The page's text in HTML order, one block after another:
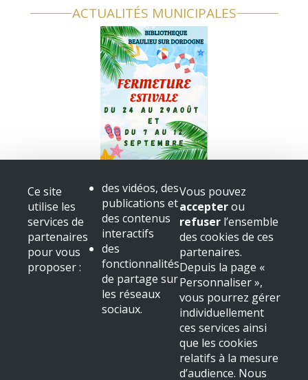
ACTUALITÉS MUNICIPALES
Fermeture bibliothèque
Congès
+ voir toutes les actualités
Mairie de Beaulieu sur Dordogne
Place Albert
19120 Beaulieu sur Dordogne
NOUS LOCALISER
Ce site
utilise les
services de
partenaires
pour vous
proposer :
des vidéos, des
publications et
des contenus
interactifs
des
fonctionnalités
de partage sur
les réseaux
sociaux.
Vous pouvez
accepterou
refuser l’ensemble
des cookies de ces
partenaires.
Depuis la page «
Personnaliser »,
vous pourrez gérer
individuellement
ces services ainsi
que les cookies
relatifs à la mesure
d’audience. Nous